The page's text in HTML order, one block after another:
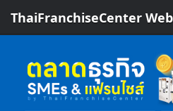
ThaiFranchiseCenter